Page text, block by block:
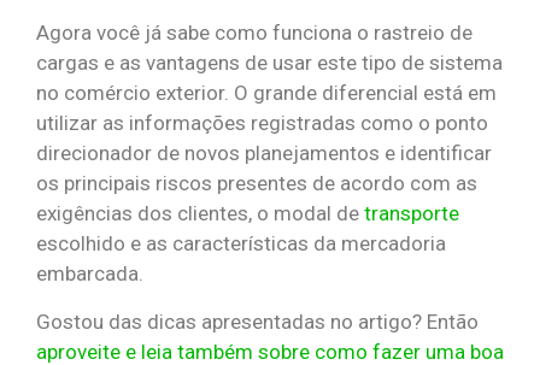
Agora você já sabe como funciona o rastreio de
cargas e as vantagens de usar este tipo de sistema
no comércio exterior. O grande diferencial está em
utilizar as informações registradas como o ponto
direcionador de novos planejamentos e identificar
os principais riscos presentes de acordo com as
exigências dos clientes, o modal de transporte
escolhido e as características da mercadoria
embarcada.
Gostou das dicas apresentadas no artigo? Então
aproveite e leia também sobre como fazer uma boa